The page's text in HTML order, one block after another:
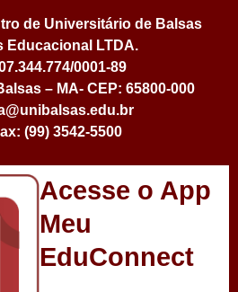
de Universitário de Balsas
Educacional LTDA.
0001-89
– MA- CEP: 65800-000
(99) 3542-5500
Acesse o App
Meu
EduConnect